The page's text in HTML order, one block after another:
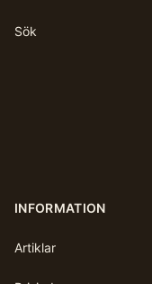
Sök
INFORMATION
Artiklar